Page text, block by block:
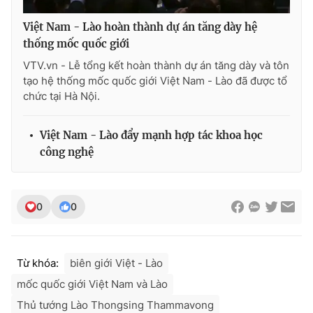
THỜI BÁO VTV
Theo dõi báo trên
Giấy phép hoạt động báo in và báo điện tử số 483/GP-BTTTT
Phó Tổng Biên tập:Nguyễn Thị Mỹ Hạnh, Phạm Quốc Thắng,
Nguyễn Trọng Ninh
Tổng đài VTV:024.38 355 931 - 024.38 355 932
Việt Nam - Lào hoàn thành dự án tăng dày hệ
thống mốc quốc giới
VTV.vn - Lễ tổng kết hoàn thành dự án tăng dày và tôn
tạo hệ thống mốc quốc giới Việt Nam - Lào đã được tổ
chức tại Hà Nội.
Việt Nam - Lào đẩy mạnh hợp tác khoa học
công nghệ
0 0
Từ khóa:
biên giới Việt - Lào
mốc quốc giới Việt Nam và Lào
Thủ tướng Lào Thongsing Thammavong